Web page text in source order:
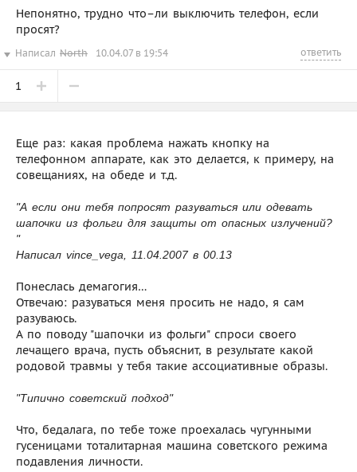
Непонятно, трудно что–ли выключить телефон, если
просят?
Написал North 10.04.07 в 19:54 ответить
1
Еще раз: какая проблема нажать кнопку на
телефонном аппарате, как это делается, к примеру, на
совещаниях, на обеде и т.д.
"А если они тебя попросят разуваться или одевать
шапочки из фольги для защиты от опасных излучений?
"
Написал vince_vega, 11.04.2007 в 00.13
Понеслась демагогия…
Отвечаю: разуваться меня просить не надо, я сам
разуваюсь.
А по поводу "шапочки из фольги" спроси своего
лечащего врача, пусть объяснит, в результате какой
родовой травмы у тебя такие ассоциативные образы.
"Типично советский подход"
Что, бедалага, по тебе тоже проехалась чугунными
гусеницами тоталитарная машина советского режима
подавления личности.